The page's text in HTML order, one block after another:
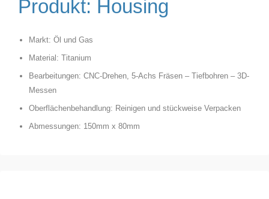
Produkt: Housing
Markt: Öl und Gas
Material: Titanium
Bearbeitungen: CNC-Drehen, 5-Achs Fräsen – Tiefbohren – 3D-
Messen
Oberflächenbehandlung: Reinigen und stückweise Verpacken
Abmessungen: 150mm x 80mm